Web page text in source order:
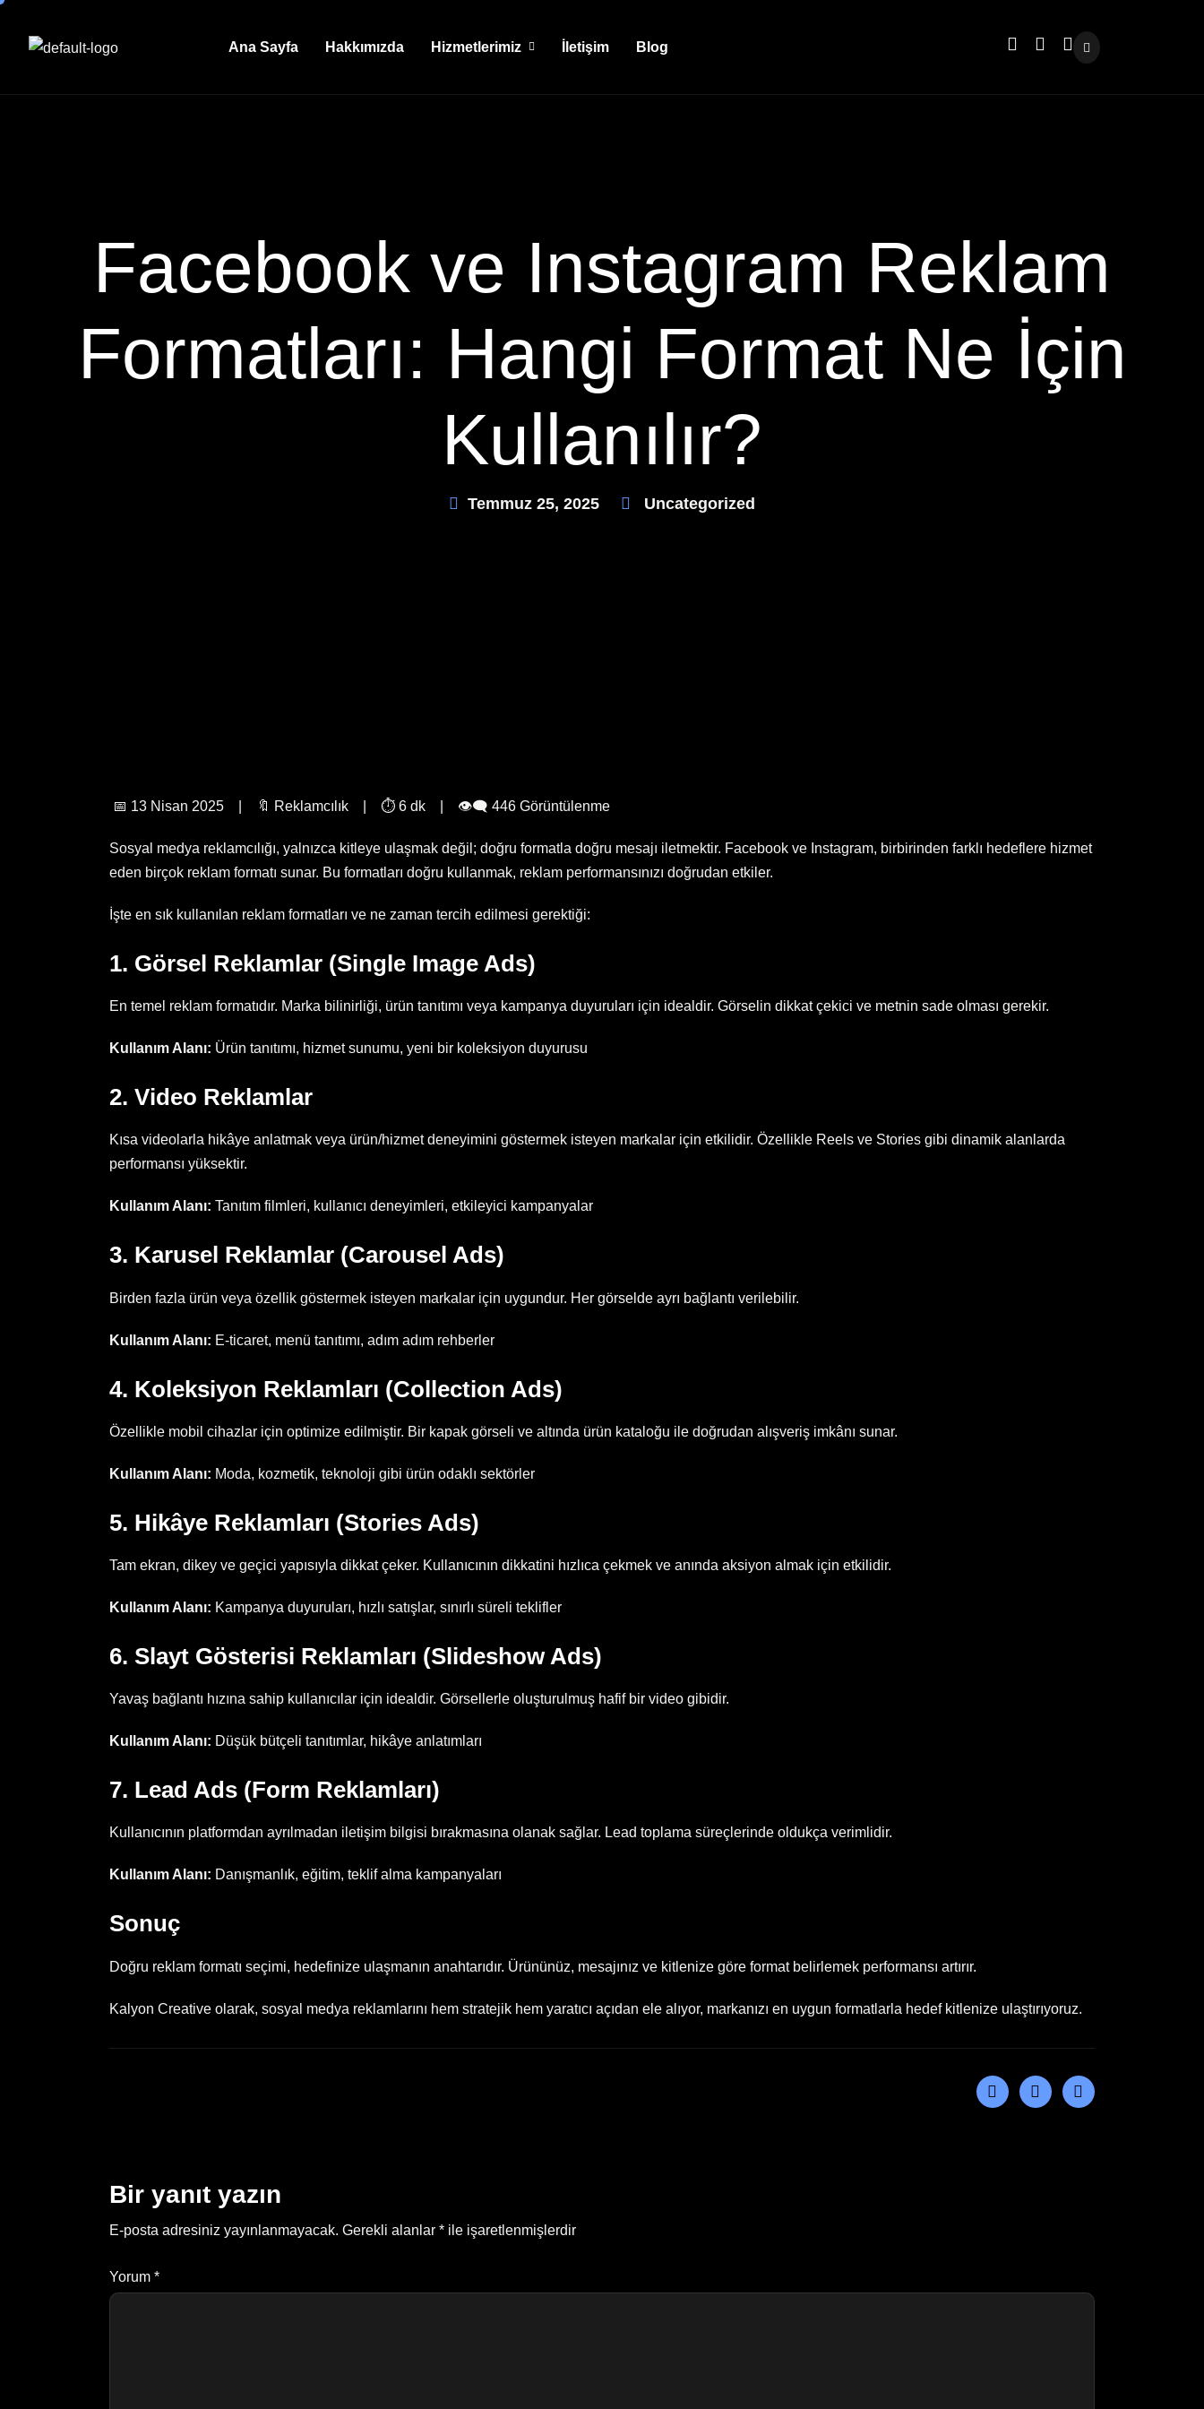
Ana Sayfa Hakkımızda Hizmetlerimiz İletişim Blog
Facebook ve Instagram Reklam
Formatları: Hangi Format Ne İçin
Kullanılır?
Temmuz 25, 2025 Uncategorized
📅 13 Nisan 2025 | 🔖 Reklamcılık | ⏱️ 6 dk | 👁️‍🗨️ 446 Görüntülenme
Sosyal medya reklamcılığı, yalnızca kitleye ulaşmak değil; doğru formatla doğru mesajı iletmektir. Facebook ve Instagram, birbirinden farklı hedeflere hizmet
eden birçok reklam formatı sunar. Bu formatları doğru kullanmak, reklam performansınızı doğrudan etkiler.
İşte en sık kullanılan reklam formatları ve ne zaman tercih edilmesi gerektiği:
1. Görsel Reklamlar (Single Image Ads)
En temel reklam formatıdır. Marka bilinirliği, ürün tanıtımı veya kampanya duyuruları için idealdir. Görselin dikkat çekici ve metnin sade olması gerekir.
Kullanım Alanı: Ürün tanıtımı, hizmet sunumu, yeni bir koleksiyon duyurusu
2. Video Reklamlar
Kısa videolarla hikâye anlatmak veya ürün/hizmet deneyimini göstermek isteyen markalar için etkilidir. Özellikle Reels ve Stories gibi dinamik alanlarda
performansı yüksektir.
Kullanım Alanı: Tanıtım filmleri, kullanıcı deneyimleri, etkileyici kampanyalar
3. Karusel Reklamlar (Carousel Ads)
Birden fazla ürün veya özellik göstermek isteyen markalar için uygundur. Her görselde ayrı bağlantı verilebilir.
Kullanım Alanı: E-ticaret, menü tanıtımı, adım adım rehberler
4. Koleksiyon Reklamları (Collection Ads)
Özellikle mobil cihazlar için optimize edilmiştir. Bir kapak görseli ve altında ürün kataloğu ile doğrudan alışveriş imkânı sunar.
Kullanım Alanı: Moda, kozmetik, teknoloji gibi ürün odaklı sektörler
5. Hikâye Reklamları (Stories Ads)
Tam ekran, dikey ve geçici yapısıyla dikkat çeker. Kullanıcının dikkatini hızlıca çekmek ve anında aksiyon almak için etkilidir.
Kullanım Alanı: Kampanya duyuruları, hızlı satışlar, sınırlı süreli teklifler
6. Slayt Gösterisi Reklamları (Slideshow Ads)
Yavaş bağlantı hızına sahip kullanıcılar için idealdir. Görsellerle oluşturulmuş hafif bir video gibidir.
Kullanım Alanı: Düşük bütçeli tanıtımlar, hikâye anlatımları
7. Lead Ads (Form Reklamları)
Kullanıcının platformdan ayrılmadan iletişim bilgisi bırakmasına olanak sağlar. Lead toplama süreçlerinde oldukça verimlidir.
Kullanım Alanı: Danışmanlık, eğitim, teklif alma kampanyaları
Sonuç
Doğru reklam formatı seçimi, hedefinize ulaşmanın anahtarıdır. Ürününüz, mesajınız ve kitlenize göre format belirlemek performansı artırır.
Kalyon Creative olarak, sosyal medya reklamlarını hem stratejik hem yaratıcı açıdan ele alıyor, markanızı en uygun formatlarla hedef kitlenize ulaştırıyoruz.
Bir yanıt yazın
E-posta adresiniz yayınlanmayacak. Gerekli alanlar * ile işaretlenmişlerdir
Yorum *